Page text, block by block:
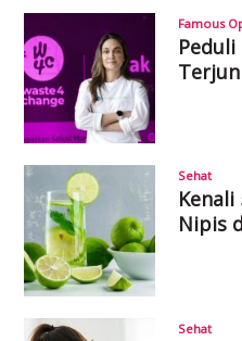
Famous
Sehat
Nipis
Sehat